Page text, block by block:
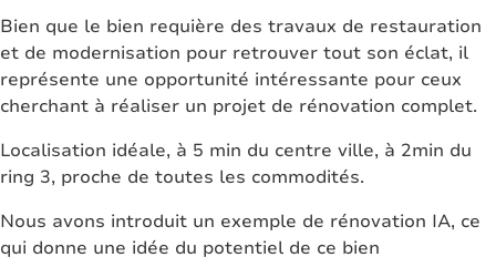
Bien que le bien requière des travaux de restauration
et de modernisation pour retrouver tout son éclat, il
représente une opportunité intéressante pour ceux
cherchant à réaliser un projet de rénovation complet.
Localisation idéale, à 5 min du centre ville, à 2min du
ring 3, proche de toutes les commodités.
Nous avons introduit un exemple de rénovation IA, ce
qui donne une idée du potentiel de ce bien